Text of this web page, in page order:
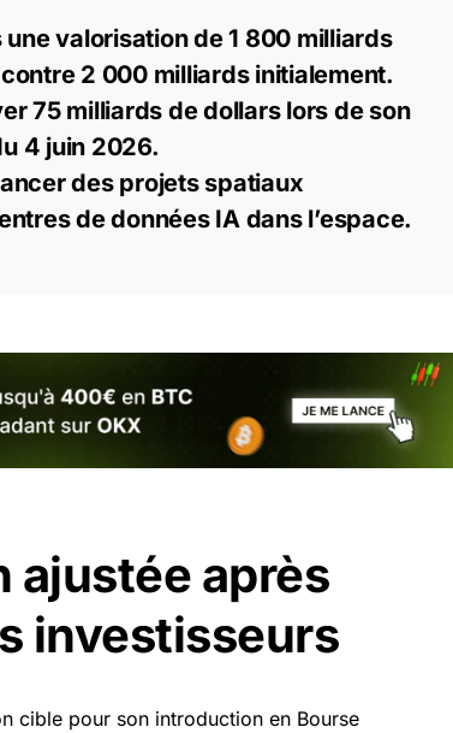
valorisation de 1 800 milliards
2 000 milliards initialement.
75 milliards de dollars lors de son
4 juin 2026.
des projets spatiaux
de données IAdans l’espace.
ajustée après
investisseurs
cible pour son introduction en Bourse